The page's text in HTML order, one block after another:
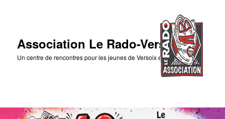
Association Le Rado-Versoix
Un centre de rencontres pour les jeunes de Versoix et des environs